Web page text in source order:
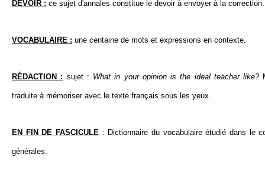
DEVOIR : ce sujet d'annales constitue le devoir à envoyer à la correction.
VOCABULAIRE : une centaine de mots et expressions en contexte.
RÉDACTION : sujet : What in your opinion is the ideal teacher like?
traduite à mémoriser avec le texte français sous les yeux.
EN FIN DE FASCICULE : Dictionnaire du vocabulaire étudié dans le
générales.